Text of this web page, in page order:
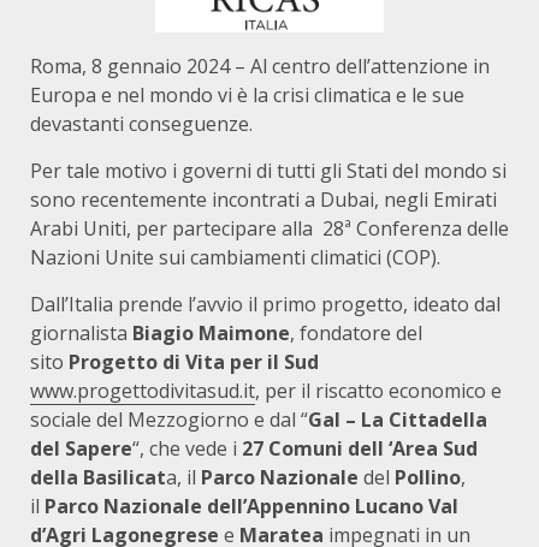
Roma, 8 gennaio 2024 – Al centro dell’attenzione in
Europa e nel mondo vi è la crisi climatica e le sue
devastanti conseguenze.
Per tale motivo i governi di tutti gli Stati del mondo si
sono recentemente incontrati a Dubai, negli Emirati
Arabi Uniti, per partecipare alla 28ª Conferenza delle
Nazioni Unite sui cambiamenti climatici (COP).
Dall’Italia prende l’avvio il primo progetto, ideato dal
giornalista Biagio Maimone, fondatore del
sito Progetto di Vita per il Sud
www.progettodivitasud.it, per il riscatto economico e
sociale del Mezzogiorno e dal “Gal – La Cittadella
del Sapere“, che vede i 27 Comuni dell ‘Area Sud
della Basilicata, il Parco Nazionale del Pollino,
il Parco Nazionale dell’Appennino Lucano Val
d’Agri Lagonegrese e Maratea impegnati in un